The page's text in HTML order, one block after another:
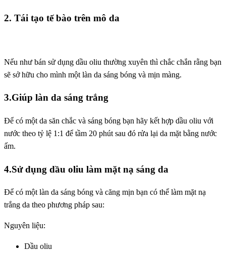
2. Tái tạo tế bào trên mô da
Nếu như bán sử dụng dầu oliu thường xuyên thì chắc chắn rằng bạn
sẽ sở hữu cho mình một làn da sáng bóng và mịn màng.
3.Giúp làn da sáng trắng
Để có một da săn chắc và sáng bóng bạn hãy kết hợp dầu oliu với
nước theo tỷ lệ 1:1 để tầm 20 phút sau đó rửa lại da mặt bằng nước
ấm.
4.Sử dụng dầu oliu làm mặt nạ sáng da
Để có một làn da sáng bóng và căng mịn bạn có thể làm mặt nạ
trắng da theo phương pháp sau:
Nguyên liệu:
Dầu oliu